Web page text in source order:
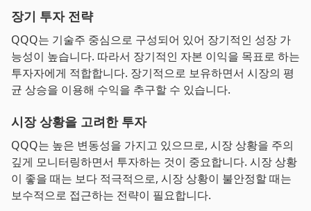
장기 투자 전략
QQQ는 기술주 중심으로 구성되어 있어 장기적인 성장 가
능성이 높습니다. 따라서 장기적인 자본 이익을 목표로 하는
투자자에게 적합합니다. 장기적으로 보유하면서 시장의 평
균 상승을 이용해 수익을 추구할 수 있습니다.
시장 상황을 고려한 투자
QQQ는 높은 변동성을 가지고 있으므로, 시장 상황을 주의
깊게 모니터링하면서 투자하는 것이 중요합니다. 시장 상황
이 좋을 때는 보다 적극적으로, 시장 상황이 불안정할 때는
보수적으로 접근하는 전략이 필요합니다.